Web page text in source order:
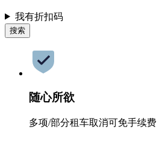
我有折扣码
搜索
随心所欲
多项/部分租车取消可免手续费